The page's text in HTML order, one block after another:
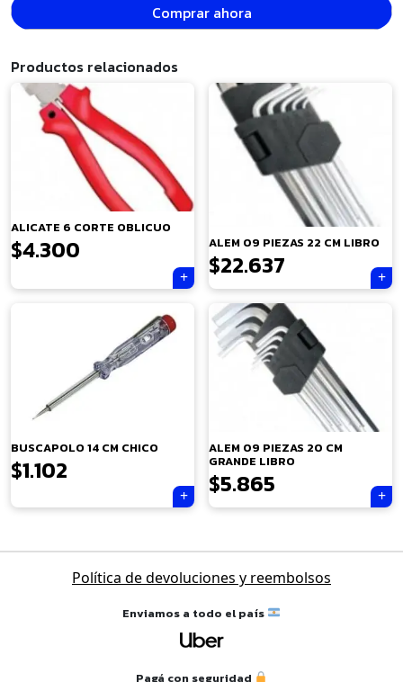
Comprar ahora
Productos relacionados
ALICATE 6 CORTE OBLICUO
$4.300 ALEM 09 PIEZAS 22 CM LIBRO
$22.637
BUSCAPOLO 14 CM CHICO
$1.102
ALEM 09 PIEZAS 20 CM
GRANDE LIBRO
$5.865
NavegaciónPolítica de devoluciones y reembolsos
Enviamos a todo el país
Pagá con seguridad
×
Tu carrito está vacío.
Agregá un producto y aparecerá acá
automáticamente.